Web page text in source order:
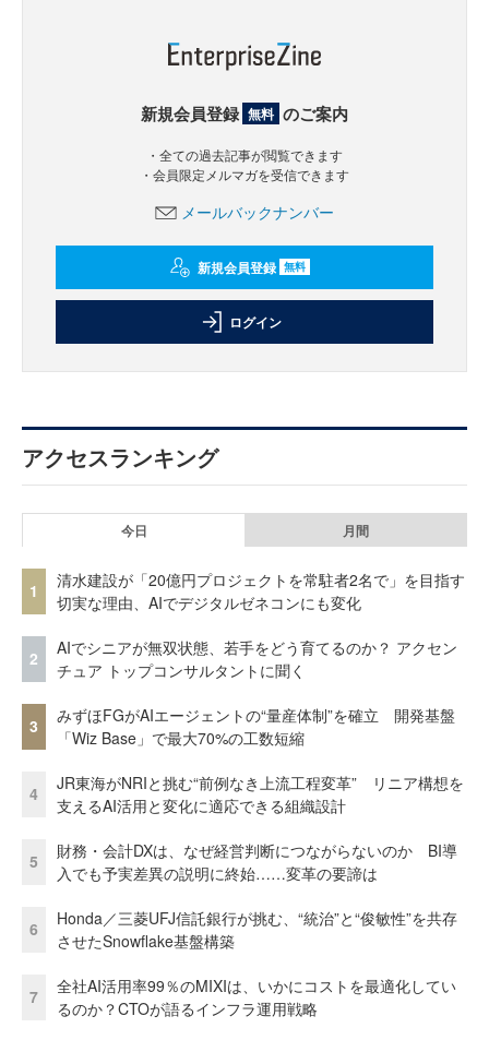
新規会員登録 無料 のご案内
・全ての過去記事が閲覧できます
・会員限定メルマガを受信できます
メールバックナンバー
新規会員登録 無料
ログイン
アクセスランキング
今日 月間
1
清水建設が「20億円プロジェクトを常駐者2名で」を目指す
切実な理由、AIでデジタルゼネコンにも変化
2
AIでシニアが無双状態、若手をどう育てるのか？ アクセン
チュア トップコンサルタントに聞く
3
みずほFGがAIエージェントの“量産体制”を確立 開発基盤
「Wiz Base」で最大70%の工数短縮
4
JR東海がNRIと挑む“前例なき上流工程変革” リニア構想を
支えるAI活用と変化に適応できる組織設計
5
財務・会計DXは、なぜ経営判断につながらないのか BI導
入でも予実差異の説明に終始……変革の要諦は
6
Honda／三菱UFJ信託銀行が挑む、“統治”と“俊敏性”を共存
させたSnowflake基盤構築
7
全社AI活用率99％のMIXIは、いかにコストを最適化してい
るのか？CTOが語るインフラ運用戦略